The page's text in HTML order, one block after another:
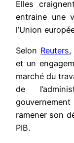
Elles
entraine une
l’Union
Selon Reuters,
et un
marché du
de
ramener son
PIB.